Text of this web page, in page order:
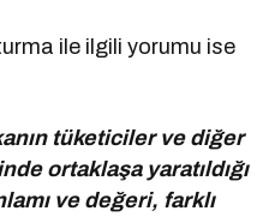
ile ilgili yorumu ise
tüketiciler ve diğer
ortaklaşa yaratıldığı
ve değeri, farklı